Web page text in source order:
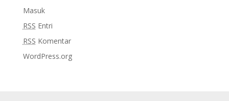
Masuk
RSS Entri
RSS Komentar
WordPress.org